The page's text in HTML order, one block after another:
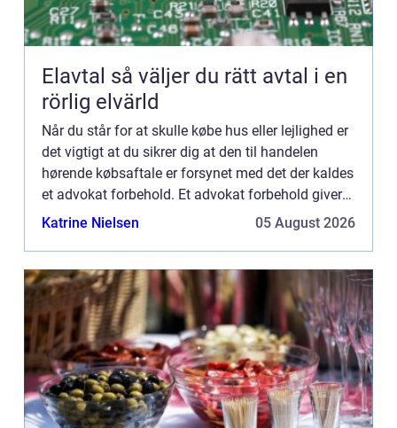
Elavtal så väljer du rätt avtal i en
rörlig elvärld
Når du står for at skulle købe hus eller lejlighed er
det vigtigt at du sikrer dig at den til handelen
hørende købsaftale er forsynet med det der kaldes
et advokat forbehold. Et advokat forbehold giver
dig fjorten dage til at gennemlæse al
Katrine Nielsen 05 August 2026